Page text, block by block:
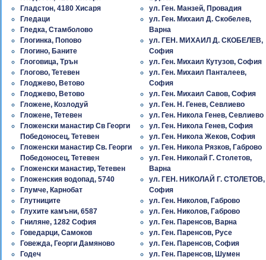
Гладстон, 4180 Хисаря
Гледаци
Гледка, Стамболово
Глогинка, Попово
Глогино, Баните
Глоговица, Трън
Глогово, Тетевен
Глоджево, Ветово
Глоджево, Ветово
Гложене, Козлодуй
Гложене, Тетевен
Гложенски манастир Св Георги
Победоносец, Тетевен
Гложенски манастир Св. Георги
Победоносец, Тетевен
Гложенски манастир, Тетевен
Гложенския водопад, 5740
Глумче, Карнобат
Глутниците
Глухите камъни, 6587
Гниляне, 1282 София
Говедарци, Самоков
Говежда, Георги Дамяново
Годеч
ул. Ген. Манзей, Провадия
ул. Ген. Михаил Д. Скобелев,
Варна
ул. ГЕН. МИХАИЛ Д. СКОБЕЛЕВ,
София
ул. Ген. Михаил Кутузов, София
ул. Ген. Михаил Панталеев,
София
ул. Ген. Михаил Савов, София
ул. Ген. Н. Генев, Севлиево
ул. Ген. Никола Генев, Севлиево
ул. Ген. Никола Генев, София
ул. Ген. Никола Жеков, София
ул. Ген. Никола Рязков, Габрово
ул. Ген. Николай Г. Столетов,
Варна
ул. ГЕН. НИКОЛАЙ Г. СТОЛЕТОВ,
София
ул. Ген. Николов, Габрово
ул. Ген. Николов, Габрово
ул. Ген. Паренсов, Варна
ул. Ген. Паренсов, Русе
ул. Ген. Паренсов, София
ул. Ген. Паренсов, Шумен